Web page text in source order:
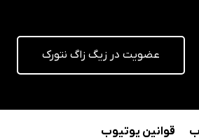
عضویت در زیگ زاگ نتورک
قوانین یوتیوب